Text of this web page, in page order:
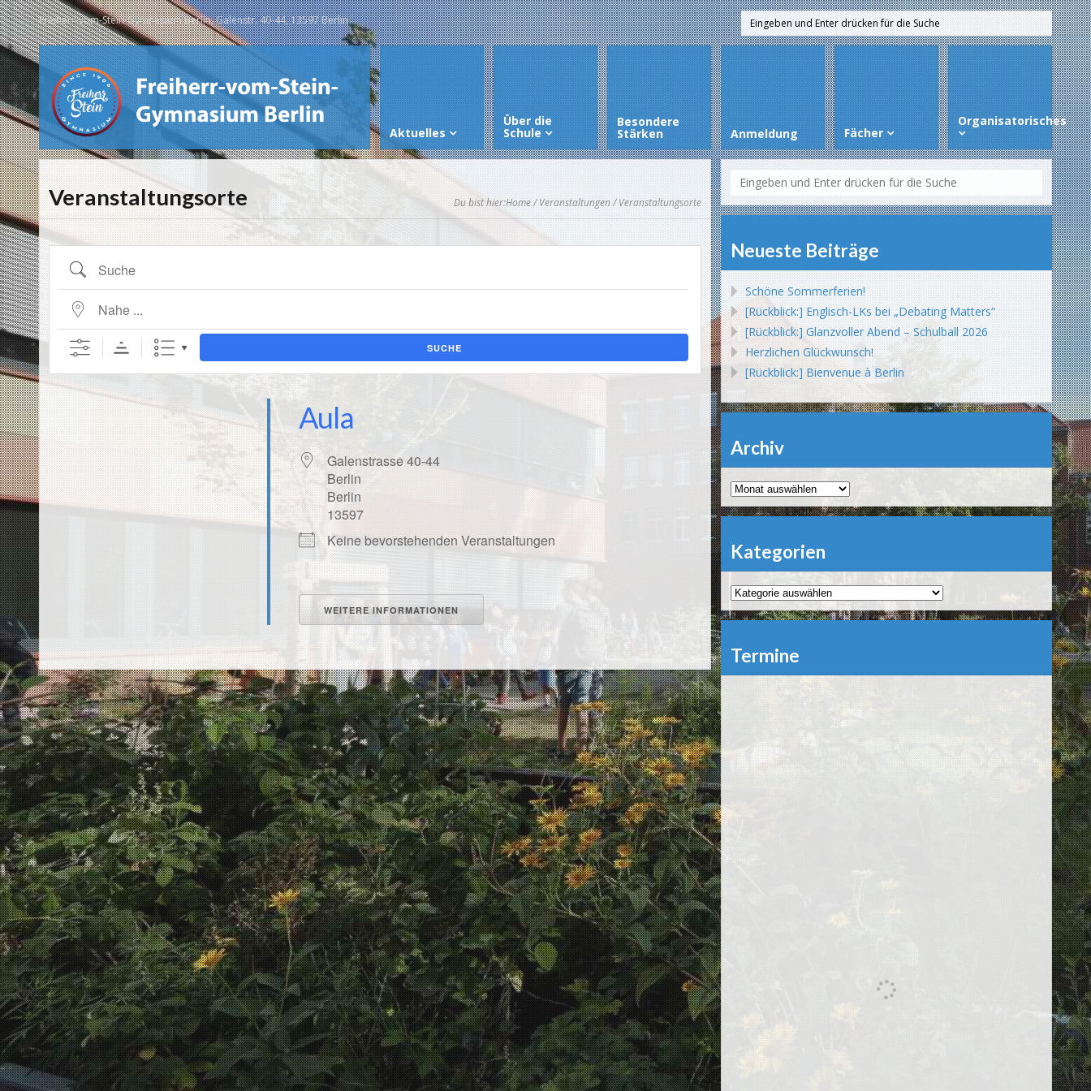
Freiherr-vom-Stein-Gymnasium Berlin, Galenstr. 40-44, 13597 Berlin
Aktuelles
Über die
Schule
Besondere
Stärken Anmeldung Fächer
Organisatorisches
Veranstaltungsorte Du bist hier:Home/Veranstaltungen/ Veranstaltungsorte
Suche
Nahe ...
SUCHE
Orte mit vielen Veranstaltungen?
Aula
Galenstrasse 40-44
Berlin
Berlin
13597
Keine bevorstehenden Veranstaltungen
WEITERE INFORMATIONEN
Neueste Beiträge
Schöne Sommerferien!
[Rückblick:] Englisch-LKs bei „Debating Matters“
[Rückblick:] Glanzvoller Abend – Schulball 2026
Herzlichen Glückwunsch!
[Rückblick:] Bienvenue à Berlin
Archiv
Archiv
Kategorien
Kategorien
Termine